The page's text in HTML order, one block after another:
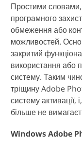
Простими
програмного
обмеження або
можливостей.
закритий
використання або
систему. Таким
тріщину Adobe
систему активації,
більше не
Windows Adobe